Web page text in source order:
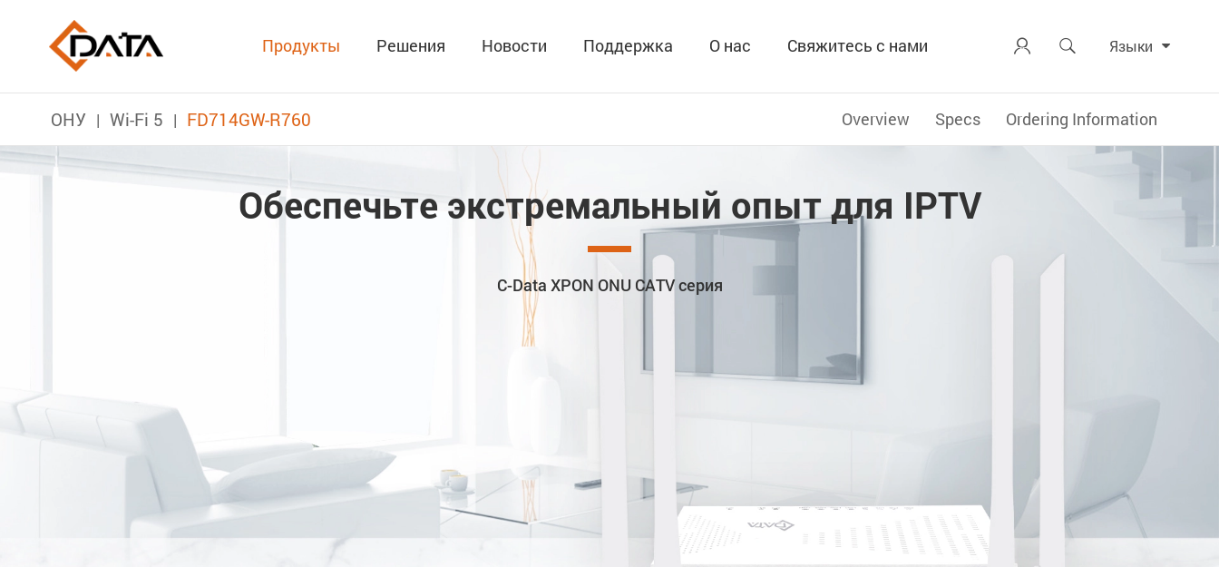
Продукты Решения Новости Поддержка О нас Свяжитесь с нами   Языки
ОНУ Wi-Fi 5 FD714GW-R760 Overview Specs Ordering Information
Обеспечьте экстремальный опыт для IPTV
C-Data XPON ONU CATV серия